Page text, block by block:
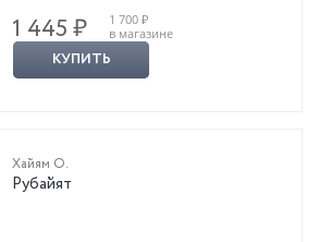
1 445 ₽
1 700 ₽
в магазине
КУПИТЬ
Хайям О.
Рубайят